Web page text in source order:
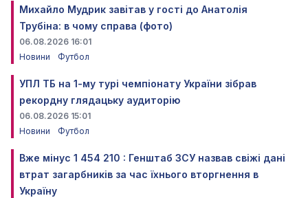
Михайло Мудрик завітав у гості до Анатолія
Трубіна: в чому справа (фото)
06.08.2026 16:01
Новини
Футбол
УПЛ ТБ на 1-му турі чемпіонату України зібрав
рекордну глядацьку аудиторію
06.08.2026 15:01
Новини
Футбол
Вже мінус 1 454 210 : Генштаб ЗСУ назвав свіжі дані
втрат загарбників за час їхнього вторгнення в
Україну